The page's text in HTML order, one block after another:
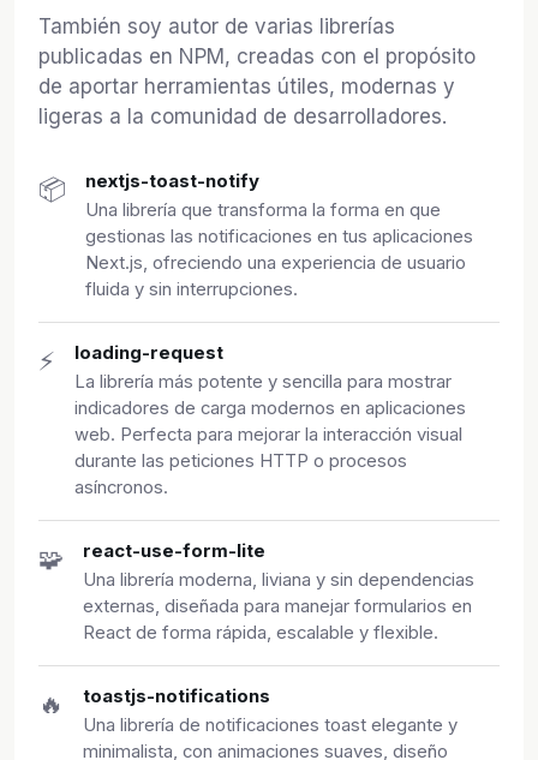
También soy autor de varias librerías
publicadas en NPM, creadas con el propósito
de aportar herramientas útiles, modernas y
ligeras a la comunidad de desarrolladores.
📦 nextjs-toast-notify
Una librería que transforma la forma en que
gestionas las notificaciones en tus aplicaciones
Next.js, ofreciendo una experiencia de usuario
fluida y sin interrupciones.
⚡ loading-request
La librería más potente y sencilla para mostrar
indicadores de carga modernos en aplicaciones
web. Perfecta para mejorar la interacción visual
durante las peticiones HTTP o procesos
asíncronos.
🧩 react-use-form-lite
Una librería moderna, liviana y sin dependencias
externas, diseñada para manejar formularios en
React de forma rápida, escalable y flexible.
🔥 toastjs-notifications
Una librería de notificaciones toast elegante y
minimalista, con animaciones suaves, diseño